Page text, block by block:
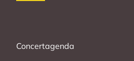
Concertagenda